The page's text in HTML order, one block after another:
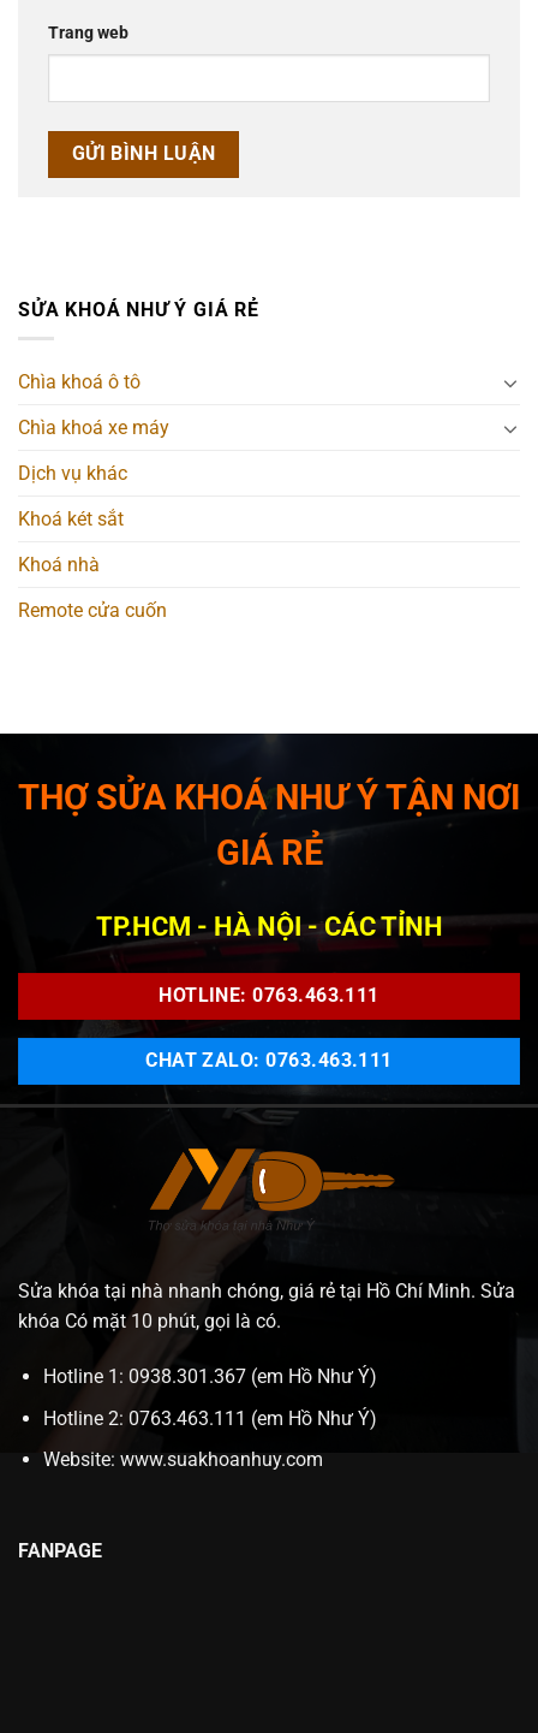
Trang web
SỬA KHOÁ NHƯ Ý GIÁ RẺ
Chìa khoá ô tô
Chìa khoá xe máy
Dịch vụ khác
Khoá két sắt
Khoá nhà
Remote cửa cuốn
THỢ SỬA KHOÁ NHƯ Ý TẬN NƠI
GIÁ RẺ
TP.HCM - HÀ NỘI - CÁC TỈNH
HOTLINE: 0763.463.111
CHAT ZALO: 0763.463.111
Sửa khóa tại nhà nhanh chóng, giá rẻ tại Hồ Chí Minh. Sửa
khóa Có mặt 10 phút, gọi là có.
Hotline 1: 0938.301.367 (em Hồ Như Ý)
Hotline 2: 0763.463.111 (em Hồ Như Ý)
Website: www.suakhoanhuy.com
FANPAGE